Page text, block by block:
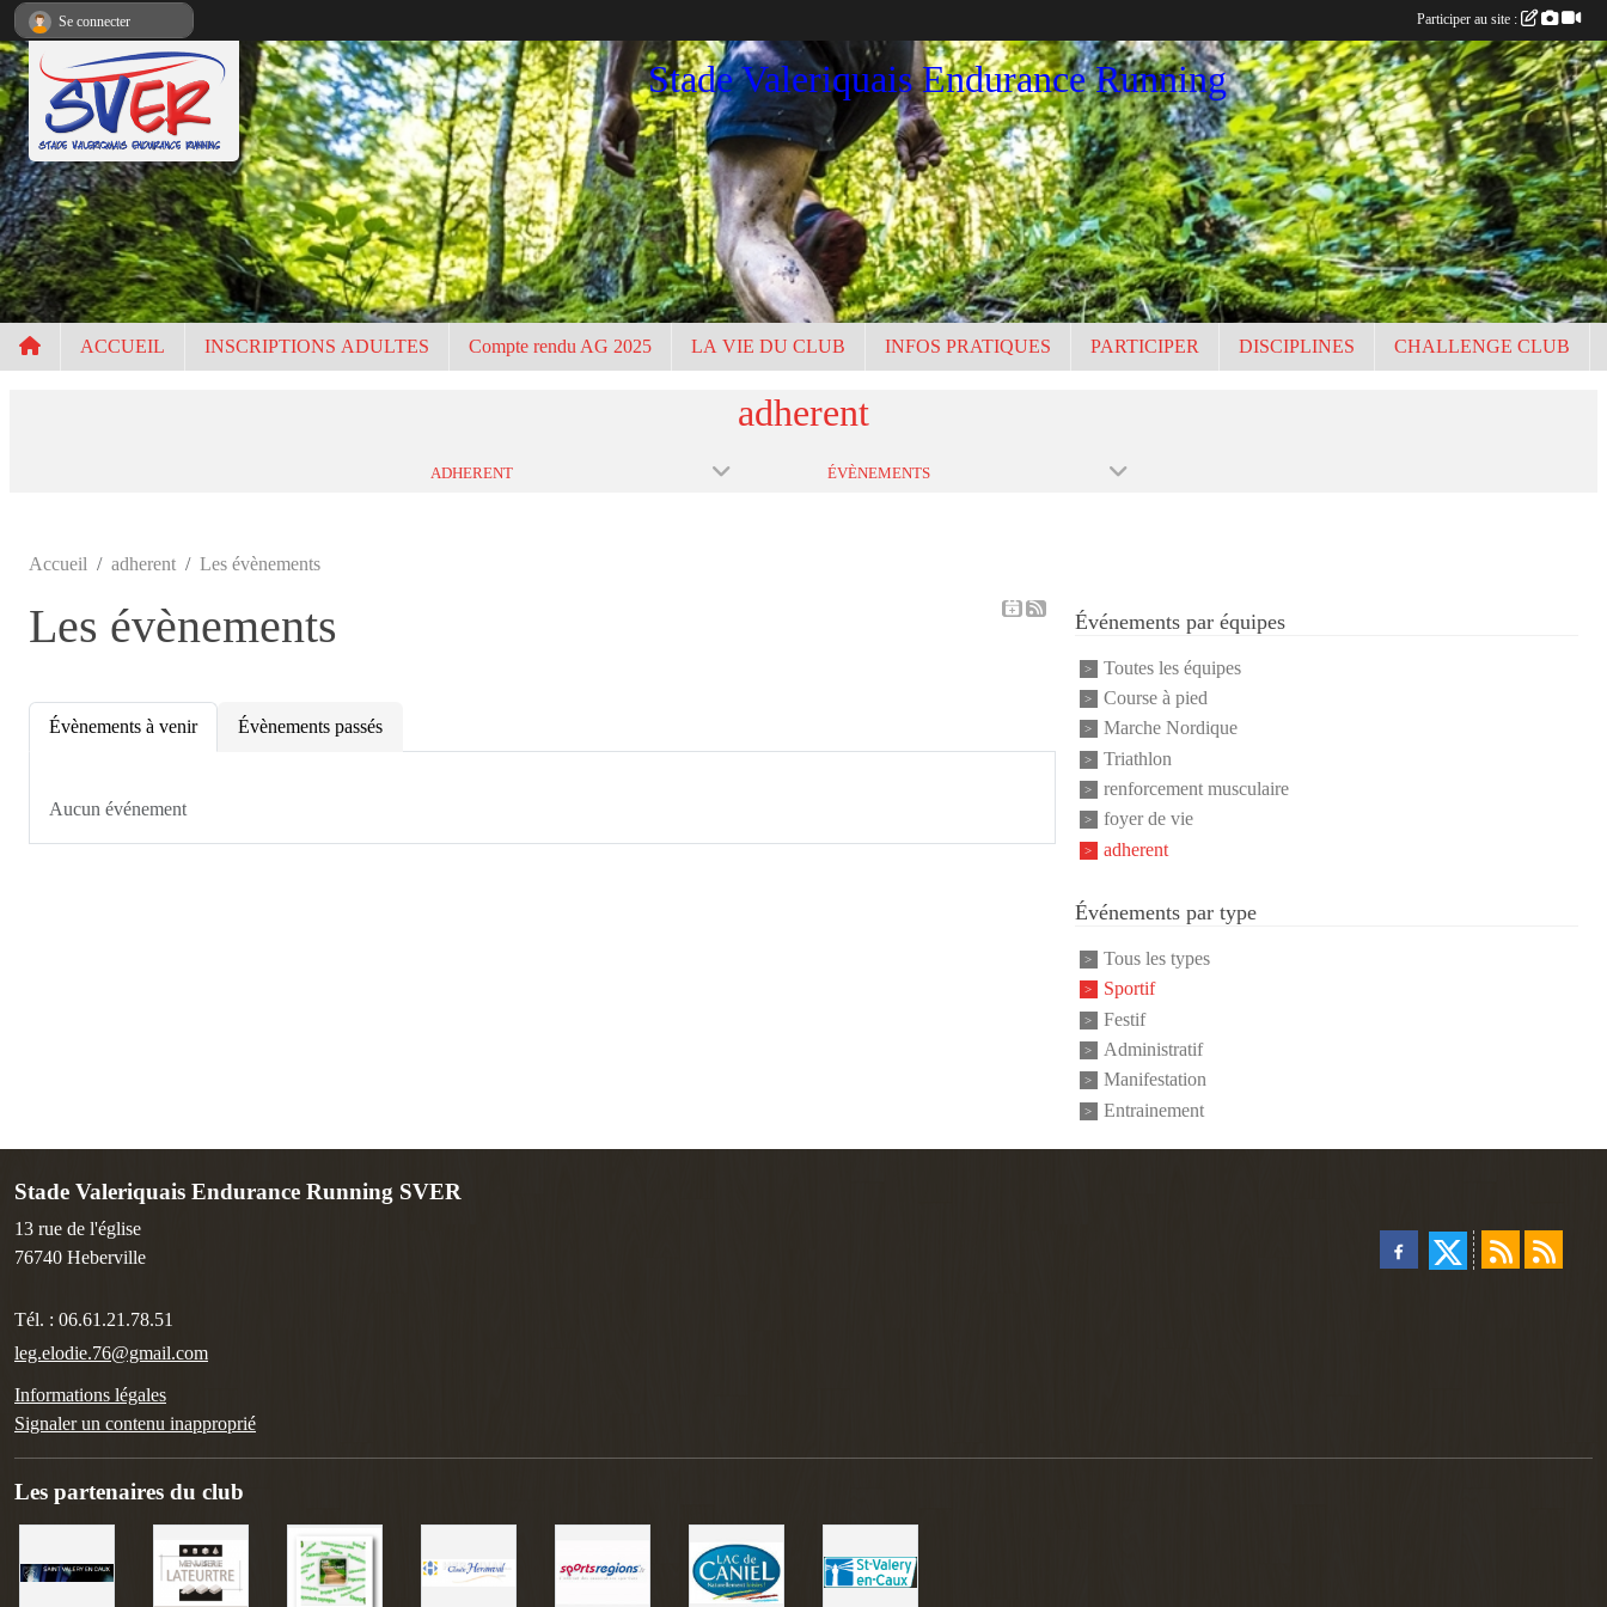
Stade Valeriquais Endurance Running
ACCUEIL INSCRIPTIONS ADULTES Compte rendu AG 2025 LA VIE DU CLUB INFOS PRATIQUES PARTICIPER DISCIPLINES CHALLENGE CLUB
adherent
ADHERENT ÉVÈNEMENTS
Accueil adherent Les évènements
Les évènements
Évènements à venir Évènements passés
Aucun événement
Événements par équipes
Toutes les équipes
Course à pied
Marche Nordique
Triathlon
renforcement musculaire
foyer de vie
adherent
Événements par type
Tous les types
Sportif
Festif
Administratif
Manifestation
Entrainement
Stade Valeriquais Endurance Running SVER
13 rue de l'église
76740 Heberville
Tél. : 06.61.21.78.51
leg.elodie.76@gmail.com
Informations légales
Signaler un contenu inapproprié
Les partenaires du club
Se connecter Participer au site :
Panneau de gestion des cookies